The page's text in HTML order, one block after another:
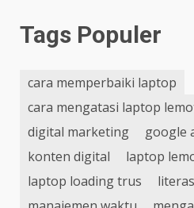
Tags Populer
cara memperbaiki laptop
cara mengatasi laptop
digital marketing
google
konten digital
laptop
laptop loading trus